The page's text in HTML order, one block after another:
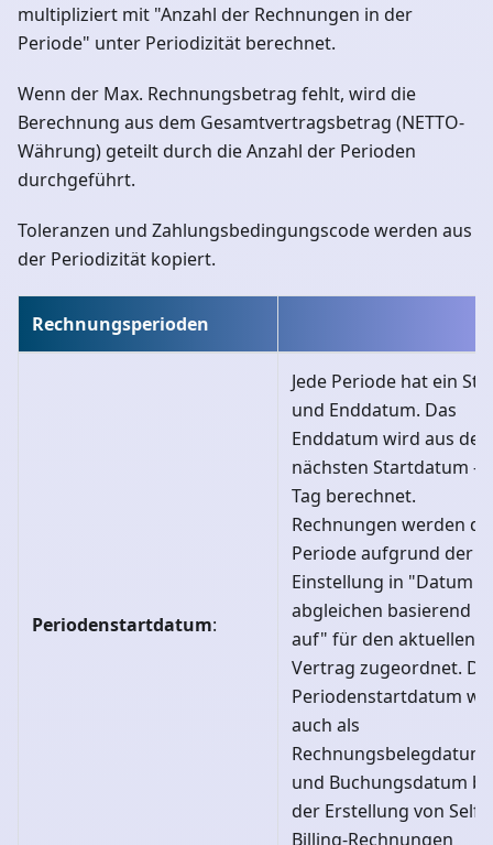
multipliziert mit "Anzahl der Rechnungen in der
Periode" unter Periodizität berechnet.
Wenn der Max. Rechnungsbetrag fehlt, wird die
Berechnung aus dem Gesamtvertragsbetrag (NETTO-
Währung) geteilt durch die Anzahl der Perioden
durchgeführt.
Toleranzen und Zahlungsbedingungscode werden aus
der Periodizität kopiert.
Rechnungsperioden
Periodenstartdatum:
Jede Periode hat ein
und Enddatum. Das
Enddatum wird aus
nächsten Startdatum -1
Tag berechnet.
Rechnungen werden
Periode aufgrund der
Einstellung in "Datum
abgleichen basierend
auf" für den aktuellen
Vertrag zugeordnet.
Periodenstartdatum
auch als
Rechnungsbelegdatum
und Buchungsdatum
der Erstellung von Self-
Billing-Rechnungen